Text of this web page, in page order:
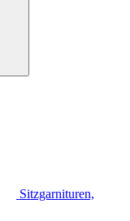
Sitzgarnituren,